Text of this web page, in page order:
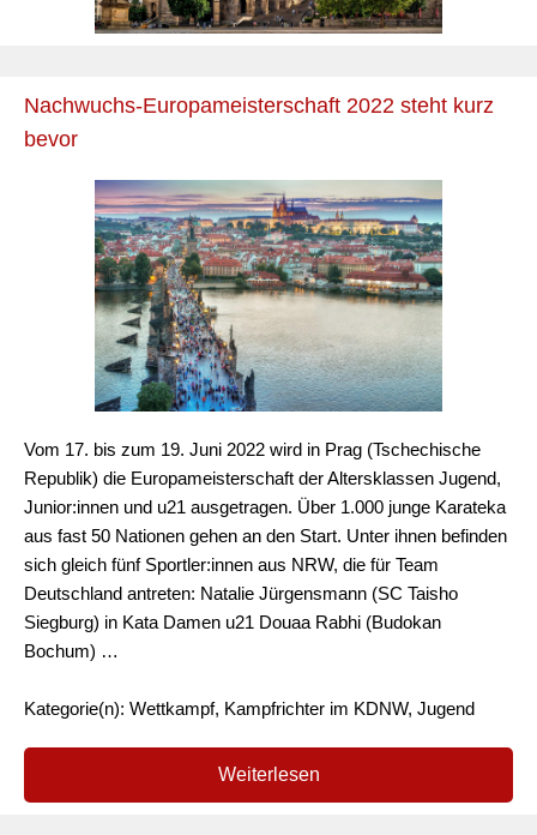
Nachwuchs-Europameisterschaft 2022 steht kurz
bevor
Vom 17. bis zum 19. Juni 2022 wird in Prag (Tschechische
Republik) die Europameisterschaft der Altersklassen Jugend,
Junior:innen und u21 ausgetragen. Über 1.000 junge Karateka
aus fast 50 Nationen gehen an den Start. Unter ihnen befinden
sich gleich fünf Sportler:innen aus NRW, die für Team
Deutschland antreten: Natalie Jürgensmann (SC Taisho
Siegburg) in Kata Damen u21 Douaa Rabhi (Budokan
Bochum) …
Kategorie(n): Wettkampf, Kampfrichter im KDNW, Jugend
Weiterlesen